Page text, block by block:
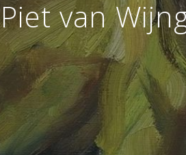
Piet van